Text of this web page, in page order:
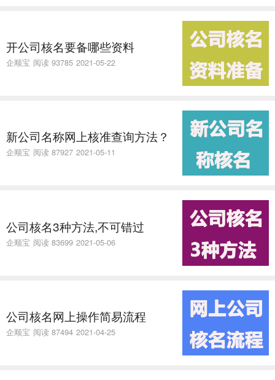
开公司核名要备哪些资料
企顺宝 阅读 93785 2021-05-22
新公司名称网上核准查询方法？
企顺宝 阅读 87927 2021-05-11
公司核名3种方法,不可错过
企顺宝 阅读 83699 2021-05-06
公司核名网上操作简易流程
企顺宝 阅读 87494 2021-04-25